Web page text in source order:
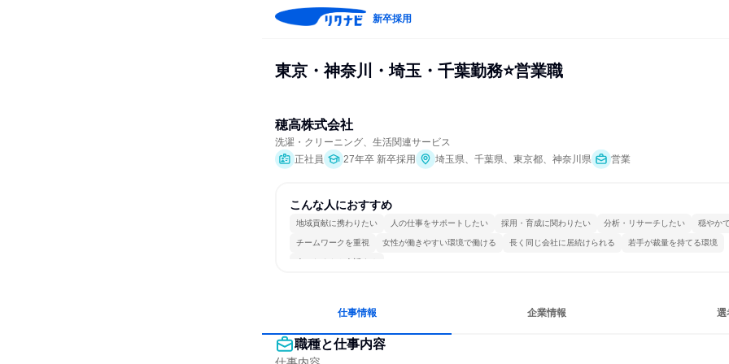
新卒採用
東京・神奈川・埼玉・千葉勤務⭐営業職
穂高株式会社
洗濯・クリーニング、生活関連サービス
正社員
27年卒 新卒採用 埼玉県、千葉県、東京都、神奈川県 営業
こんな人におすすめ
地域貢献に携わりたい 人の仕事をサポートしたい 採用・育成に関わりたい 分析・リサーチしたい 穏やか
チームワークを重視 女性が働きやすい環境で働ける 長く同じ会社に居続けられる 若手が裁量を持てる環境
人とたくさん会話する
仕事情報 企業情報 選
職種と仕事内容